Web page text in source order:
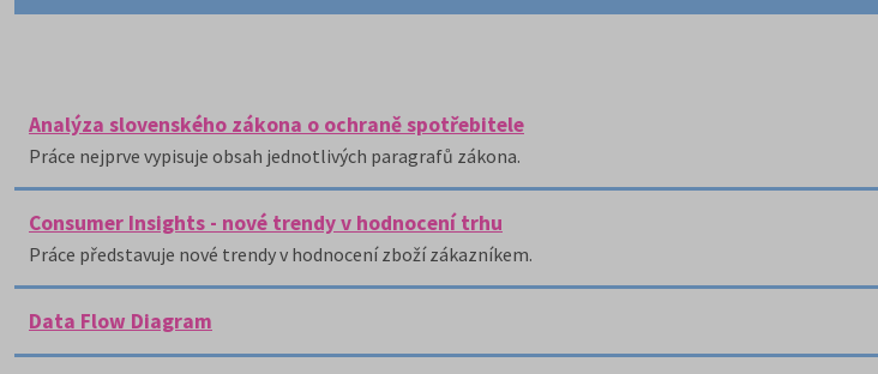
Analýza slovenského zákona o ochraně spotřebitele
Práce nejprve vypisuje obsah jednotlivých paragrafů zákona.
Consumer Insights - nové trendy v hodnocení trhu
Práce představuje nové trendy v hodnocení zboží zákazníkem.
Data Flow Diagram